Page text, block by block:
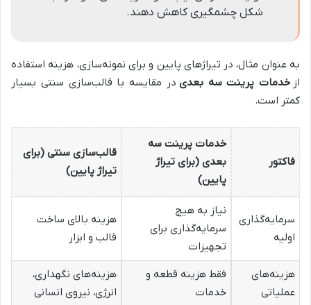
شکل چشمگیری کاهش دهند.
به عنوان مثال، در تیراژهای پایین و برای نمونه‌سازی، هزینه استفاده
از خدمات پرینت سه بعدی در مقایسه با قالب‌سازی سنتی بسیار
کمتر است.
فاکتور
خدمات پرینت سه
بعدی (برای تیراژ
پایین)
قالب‌سازی سنتی (برای
تیراژ پایین)
سرمایه‌گذاری
اولیه
نیاز به هیچ
سرمایه‌گذاری برای
تجهیزات
هزینه بالای ساخت
قالب و ابزار
هزینه‌های
عملیاتی
فقط هزینه قطعه و
خدمات
هزینه‌های نگهداری،
انرژی، نیروی انسانی